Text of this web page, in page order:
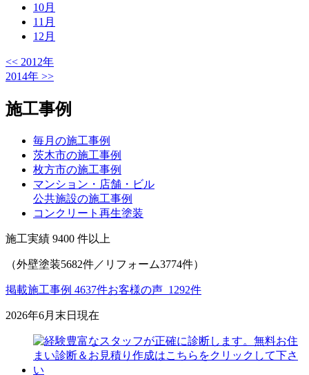
10月
11 月
12 月
<< 2012年
2014年 >>
施工事例
毎月の施工事例
茨木市の施工事例
枚方市の施工事例
マンション・店舗・ビル
公共施設の施工事例
コンクリート再生塗装
施工実績 9400 件以上
（外壁塗装5682件／リフォーム3774件）
掲載施工事例 4637件お客様の声 1292件
2026年6月末日現在